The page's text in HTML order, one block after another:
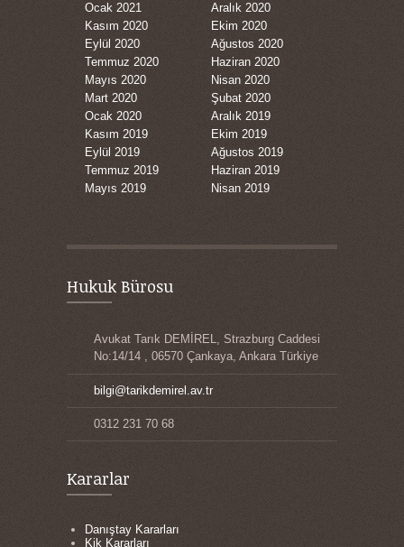
Ocak 2021
Aralık 2020
Kasım 2020
Ekim 2020
Eylül 2020
Ağustos 2020
Temmuz 2020
Haziran 2020
Mayıs 2020
Nisan 2020
Mart 2020
Şubat 2020
Ocak 2020
Aralık 2019
Kasım 2019
Ekim 2019
Eylül 2019
Ağustos 2019
Temmuz 2019
Haziran 2019
Mayıs 2019
Nisan 2019
Hukuk Bürosu
Avukat Tarık DEMİREL, Strazburg Caddesi
No:14/14 , 06570 Çankaya, Ankara Türkiye
bilgi@tarikdemirel.av.tr
0312 231 70 68
Kararlar
Danıştay Kararları
Kik Kararları